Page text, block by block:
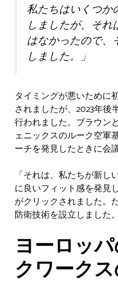
私たちはいくつか
しましたが、そ
はなかったので、
しました。」
タイミングが悪いために
されましたが、2023年後
行われました。ブラウン
ェニックスのルーク空軍
ーチを発見したときに会
「それは、私たちが新
に良いフィット感を発見
がクリックされました。
防衛技術を設立しました
ヨーロッ
クワーク